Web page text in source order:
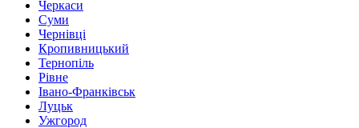
Черкаси
Суми
Чернівці
Кропивницький
Тернопіль
Рівне
Івано-Франківськ
Луцьк
Ужгород